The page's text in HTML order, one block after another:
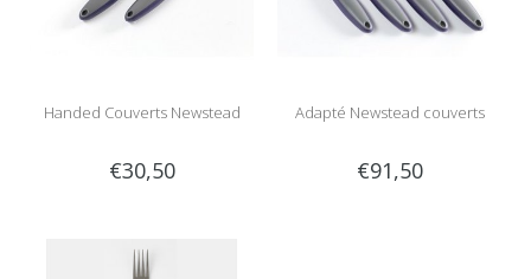
Handed Couverts Newstead
€30,50
Adapté Newstead couverts
€91,50